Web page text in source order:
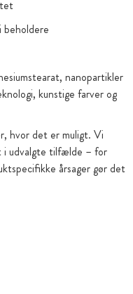
beholdere
nanopartikler
kunstige farver og
hvor det er muligt. Vi
i udvalgte tilfælde – for
årsager gør det